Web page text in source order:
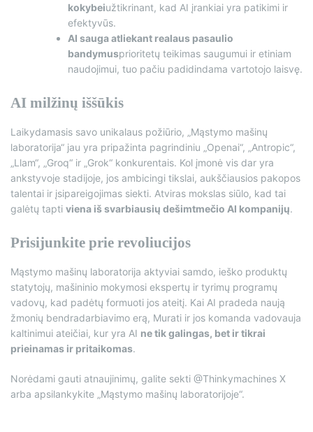
kokybeiužtikrinant, kad AI įrankiai yra patikimi ir
efektyvūs.
AI sauga atliekant realaus pasaulio
bandymusprioritetų teikimas saugumui ir etiniam
naudojimui, tuo pačiu padidindama vartotojo laisvę.
AI milžinų iššūkis
Laikydamasis savo unikalaus požiūrio, „Mąstymo mašinų
laboratorija“ jau yra pripažinta pagrindiniu „Openai“, „Antropic“,
„Llam“, „Groq“ ir „Grok“ konkurentais. Kol įmonė vis dar yra
ankstyvoje stadijoje, jos ambicingi tikslai, aukščiausios pakopos
talentai ir įsipareigojimas siekti. Atviras mokslas siūlo, kad tai
galėtų tapti viena iš svarbiausių dešimtmečio AI kompanijų.
Prisijunkite prie revoliucijos
Mąstymo mašinų laboratorija aktyviai samdo, ieško produktų
statytojų, mašininio mokymosi ekspertų ir tyrimų programų
vadovų, kad padėtų formuoti jos ateitį. Kai AI pradeda naują
žmonių bendradarbiavimo erą, Murati ir jos komanda vadovauja
kaltinimui ateičiai, kur yra AI ne tik galingas, bet ir tikrai
prieinamas ir pritaikomas.
Norėdami gauti atnaujinimų, galite sekti @Thinkymachines X
arba apsilankykite „Mąstymo mašinų laboratorijoje“.